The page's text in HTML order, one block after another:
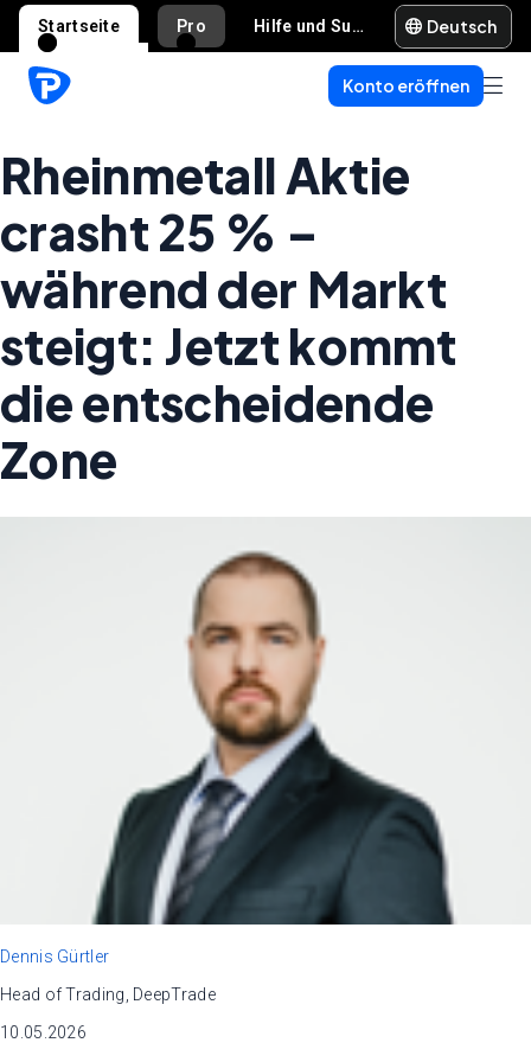
Startseite Pro Hilfe und Support Deutsch
Konto eröffnen
Rheinmetall Aktie
crasht 25 % –
während der Markt
steigt: Jetzt kommt
die entscheidende
Zone
Dennis Gürtler
Head of Trading, DeepTrade
10.05.2026